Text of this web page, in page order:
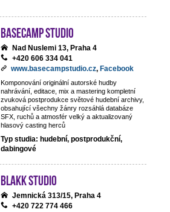
BaseCamp studio
Nad Nuslemi 13, Praha 4
+420 606 334 041
www.basecampstudio.cz, Facebook
Komponování originální autorské hudby
nahrávání, editace, mix a mastering kompletní
zvuková postprodukce světové hudební archivy,
obsahující všechny žánry rozsáhlá databáze
SFX, ruchů a atmosfér velký a aktualizovaný
hlasový casting herců
Typ studia: hudební, postprodukční,
dabingové
Blakk Studio
Jemnická 313/15, Praha 4
+420 722 774 466